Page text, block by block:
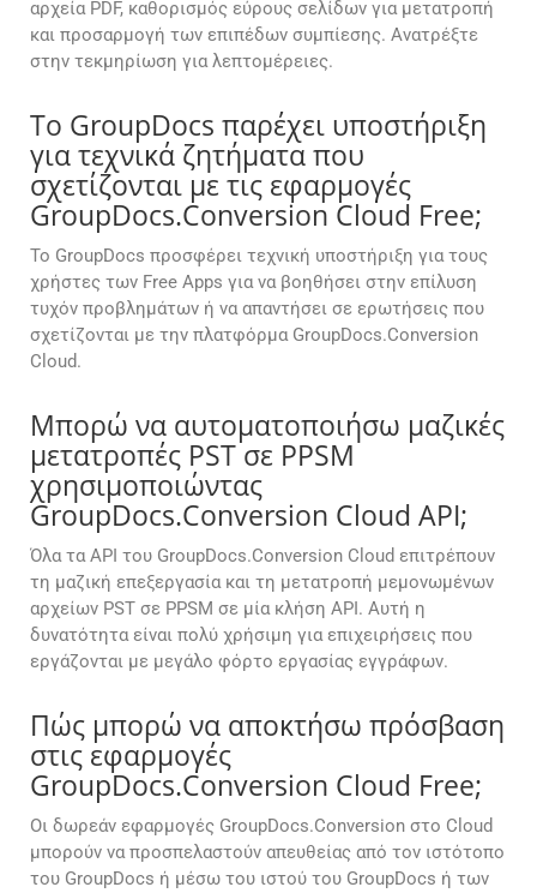
αρχεία PDF, καθορισμός εύρους σελίδων για μετατροπή
και προσαρμογή των επιπέδων συμπίεσης. Ανατρέξτε
στην τεκμηρίωση για λεπτομέρειες.
Το GroupDocs παρέχει υποστήριξη
για τεχνικά ζητήματα που
σχετίζονται με τις εφαρμογές
GroupDocs.Conversion Cloud Free;
Το GroupDocs προσφέρει τεχνική υποστήριξη για τους
χρήστες των Free Apps για να βοηθήσει στην επίλυση
τυχόν προβλημάτων ή να απαντήσει σε ερωτήσεις που
σχετίζονται με την πλατφόρμα GroupDocs.Conversion
Cloud.
Μπορώ να αυτοματοποιήσω μαζικές
μετατροπές PST σε PPSM
χρησιμοποιώντας
GroupDocs.Conversion Cloud API;
Όλα τα API του GroupDocs.Conversion Cloud επιτρέπουν
τη μαζική επεξεργασία και τη μετατροπή μεμονωμένων
αρχείων PST σε PPSM σε μία κλήση API. Αυτή η
δυνατότητα είναι πολύ χρήσιμη για επιχειρήσεις που
εργάζονται με μεγάλο φόρτο εργασίας εγγράφων.
Πώς μπορώ να αποκτήσω πρόσβαση
στις εφαρμογές
GroupDocs.Conversion Cloud Free;
Οι δωρεάν εφαρμογές GroupDocs.Conversion στο Cloud
μπορούν να προσπελαστούν απευθείας από τον ιστότοπο
του GroupDocs ή μέσω του ιστού του GroupDocs ή των